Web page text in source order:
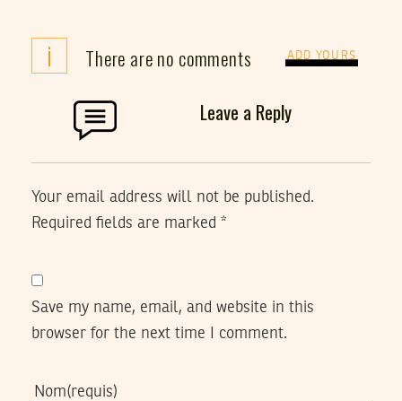
i There are no comments ADD YOURS
Leave a Reply
Your email address will not be published.
Required fields are marked *
Save my name, email, and website in this
browser for the next time I comment.
Nom(requis)